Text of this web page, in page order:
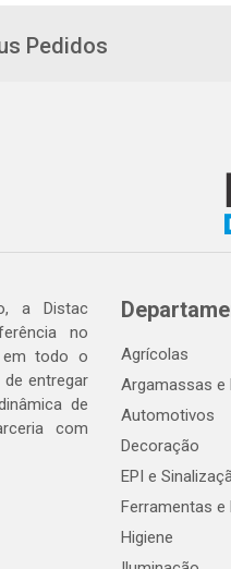
Pedidos
a Distac
no
em todo o
entregar
de
com
Agrícolas
Argamassas e
Automotivos
Decoração
EPI e
Ferramentas e
Higiene